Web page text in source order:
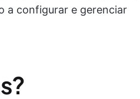
a configurar e gerenciar